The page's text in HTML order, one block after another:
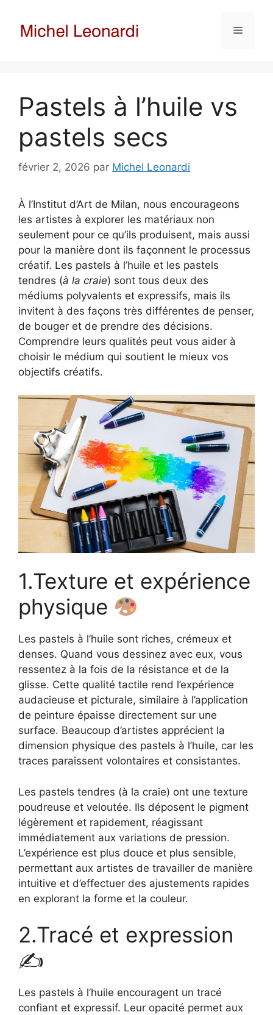
contenu
Menu
Pastels à l’huile vs
pastels secs
février 2, 2026 par Michel Leonardi
À l’Institut d’Art de Milan, nous encourageons
les artistes à explorer les matériaux non
seulement pour ce qu’ils produisent, mais aussi
pour la manière dont ils façonnent le processus
créatif. Les pastels à l’huile et les pastels
tendres (à la craie) sont tous deux des
médiums polyvalents et expressifs, mais ils
invitent à des façons très différentes de penser,
de bouger et de prendre des décisions.
Comprendre leurs qualités peut vous aider à
choisir le médium qui soutient le mieux vos
objectifs créatifs.
1.Texture et expérience
physique
Les pastels à l’huile sont riches, crémeux et
denses. Quand vous dessinez avec eux, vous
ressentez à la fois de la résistance et de la
glisse. Cette qualité tactile rend l’expérience
audacieuse et picturale, similaire à l’application
de peinture épaisse directement sur une
surface. Beaucoup d’artistes apprécient la
dimension physique des pastels à l’huile, car les
traces paraissent volontaires et consistantes.
Les pastels tendres (à la craie) ont une texture
poudreuse et veloutée. Ils déposent le pigment
légèrement et rapidement, réagissant
immédiatement aux variations de pression.
L’expérience est plus douce et plus sensible,
permettant aux artistes de travailler de manière
intuitive et d’effectuer des ajustements rapides
en explorant la forme et la couleur.
2.Tracé et expression
✍️
Les pastels à l’huile encouragent un tracé
confiant et expressif. Leur opacité permet aux